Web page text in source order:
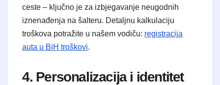
ceste – ključno je za izbjegavanje neugodnih
iznenađenja na šalteru. Detaljnu kalkulaciju
troškova potražite u našem vodiču: registracija
auta u BiH troškovi.
4. Personalizacija i identitet